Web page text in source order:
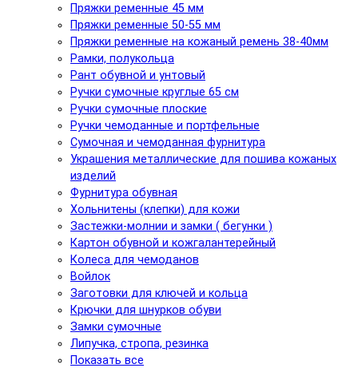
Пряжки ременные 45 мм
Пряжки ременные 50-55 мм
Пряжки ременные на кожаный ремень 38-40мм
Рамки, полукольца
Рант обувной и унтовый
Ручки сумочные круглые 65 см
Ручки сумочные плоские
Ручки чемоданные и портфельные
Сумочная и чемоданная фурнитура
Украшения металлические для пошива кожаных
изделий
Фурнитура обувная
Хольнитены (клепки) для кожи
Застежки-молнии и замки ( бегунки )
Картон обувной и кожгалантерейный
Колеса для чемоданов
Войлок
Заготовки для ключей и кольца
Крючки для шнурков обуви
Замки сумочные
Липучка, стропа, резинка
Показать все